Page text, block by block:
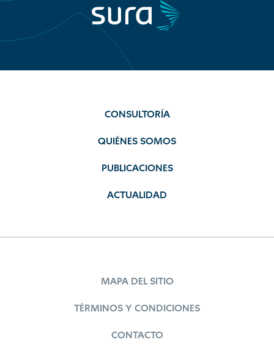
CONSULTORÍA
QUIÉNES SOMOS
PUBLICACIONES
ACTUALIDAD
MAPA DEL SITIO
TÉRMINOS Y CONDICIONES
CONTACTO